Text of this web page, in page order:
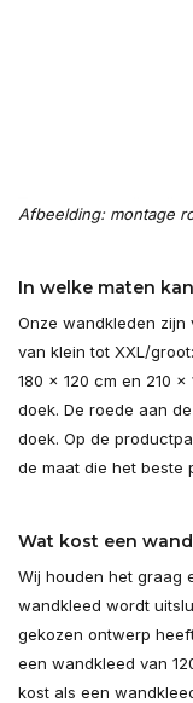
Afbeelding: montage
In welke maten
Onze wandkleden
van klein tot XXL/
180 × 120 cm en 210
doek. De roede aan
doek. Op de
de maat die het beste
Wat kost een
Wij houden het graag
wandkleed wordt
gekozen ontwerp
een wandkleed van
kost als een